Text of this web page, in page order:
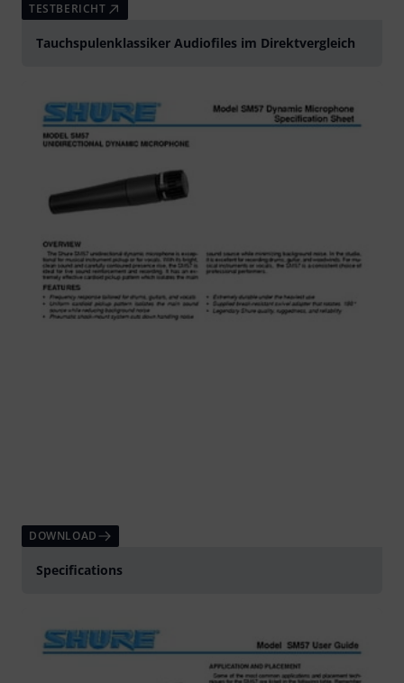
TESTBERICHT
Tauchspulenklassiker Audiofiles im Direktvergleich
DOWNLOAD
Specifications